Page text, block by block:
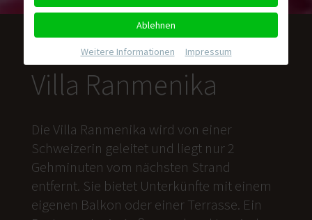
Villa Ranmenika
Die Villa Ranmenika wird von einer
Schweizerin geleitet und liegt nur 2
Gehminuten vom nächsten Strand
entfernt. Sie bietet Unterkünfte mit einem
eigenen Balkon oder einer Terrasse. Ein
Ablehnen
Weitere Informationen Impressum